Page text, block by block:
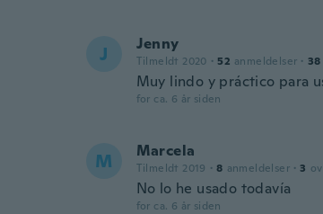
J Jenny
Tilmeldt 2020 · 52 anmeldelser · 38
Muy lindo y práctico para
for ca. 6 år siden
M Marcela
Tilmeldt 2019 · 8 anmeldelser · 3
No lo he usado todavía
for ca. 6 år siden